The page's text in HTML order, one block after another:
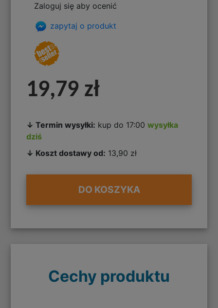
Zaloguj się aby ocenić
zapytaj o produkt
19,79 zł
↓ Termin wysyłki: kup do 17:00wysyłka
dziś
↓ Koszt dostawy od: 13,90 zł
DO KOSZYKA
Cechy produktu